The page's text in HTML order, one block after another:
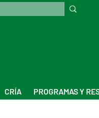
CRÍA PROGRAMAS Y